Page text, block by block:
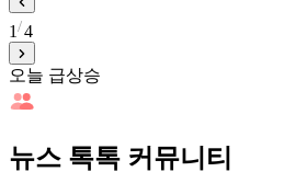
1 4
오늘 급상승
뉴스 톡톡 커뮤니티